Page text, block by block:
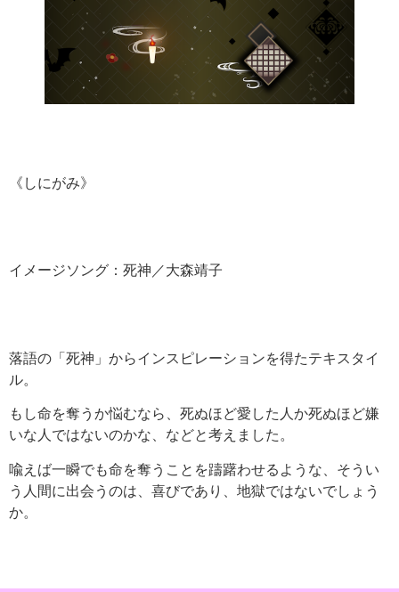
《しにがみ》
イメージソング：死神／大森靖子
落語の「死神」からインスピレーションを得たテキスタイ
ル。
もし命を奪うか悩むなら、死ぬほど愛した人か死ぬほど嫌
いな人ではないのかな、などと考えました。
喩えば一瞬でも命を奪うことを躊躇わせるような、そうい
う人間に出会うのは、喜びであり、地獄ではないでしょう
か。